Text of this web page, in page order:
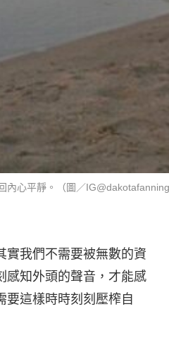
內心平靜。（圖／
實我們不需要被無數的資
感知外頭的聲音，才能感
要這樣時時刻刻壓榨自